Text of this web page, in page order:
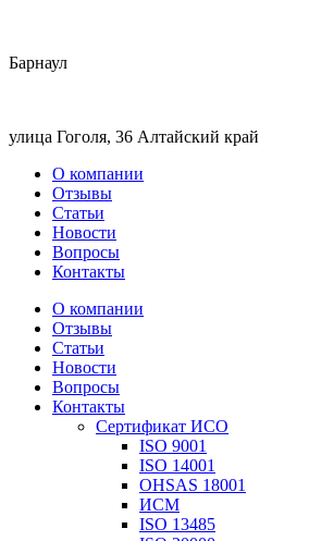
Барнаул
улица Гоголя, 36 Алтайский край
О компании
Отзывы
Статьи
Новости
Вопросы
Контакты
О компании
Отзывы
Статьи
Новости
Вопросы
Контакты
Сертификат ИСО
ISO 9001
ISO 14001
OHSAS 18001
ИСМ
ISO 13485